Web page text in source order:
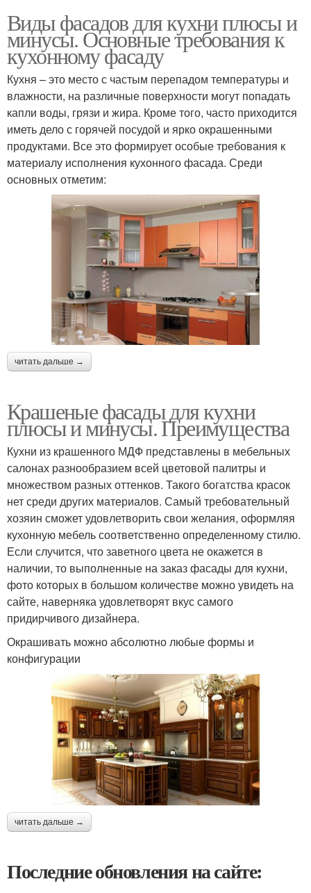
Виды фасадов для кухни плюсы и
минусы. Основные требования к
кухонному фасаду
Кухня – это место с частым перепадом температуры и
влажности, на различные поверхности могут попадать
капли воды, грязи и жира. Кроме того, часто приходится
иметь дело с горячей посудой и ярко окрашенными
продуктами. Все это формирует особые требования к
материалу исполнения кухонного фасада. Среди
основных отметим:
читать дальше →
Крашеные фасады для кухни
плюсы и минусы. Преимущества
Кухни из крашенного МДФ представлены в мебельных
салонах разнообразием всей цветовой палитры и
множеством разных оттенков. Такого богатства красок
нет среди других материалов. Самый требовательный
хозяин сможет удовлетворить свои желания, оформляя
кухонную мебель соответственно определенному стилю.
Если случится, что заветного цвета не окажется в
наличии, то выполненные на заказ фасады для кухни,
фото которых в большом количестве можно увидеть на
сайте, наверняка удовлетворят вкус самого
придирчивого дизайнера.
Окрашивать можно абсолютно любые формы и
конфигурации
читать дальше →
Последние обновления на сайте: